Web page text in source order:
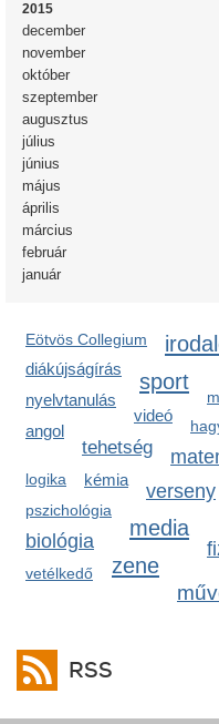
2015
december
november
október
szeptember
augusztus
július
június
május
április
március
február
január
Eötvös Collegium
diákújságírás sport
nyelvtanulás
videó
angol
tehetség
logika kémia
verseny
pszichológia
media
biológia
zene
vetélkedő
RSS